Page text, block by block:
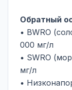
Обратный
• BWRO
000 мг/л
• SWRO
мг/л
•